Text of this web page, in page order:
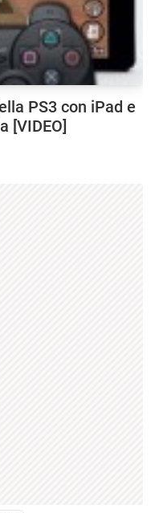
PS3 con iPad e
[VIDEO]